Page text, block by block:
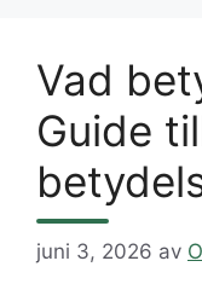
Vad
Guide
juni 3, 2026 av